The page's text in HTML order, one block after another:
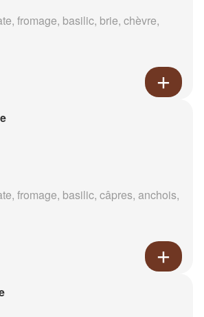
fromage, basilic, brie, chèvre,
fromage, basilic, câpres, anchois,